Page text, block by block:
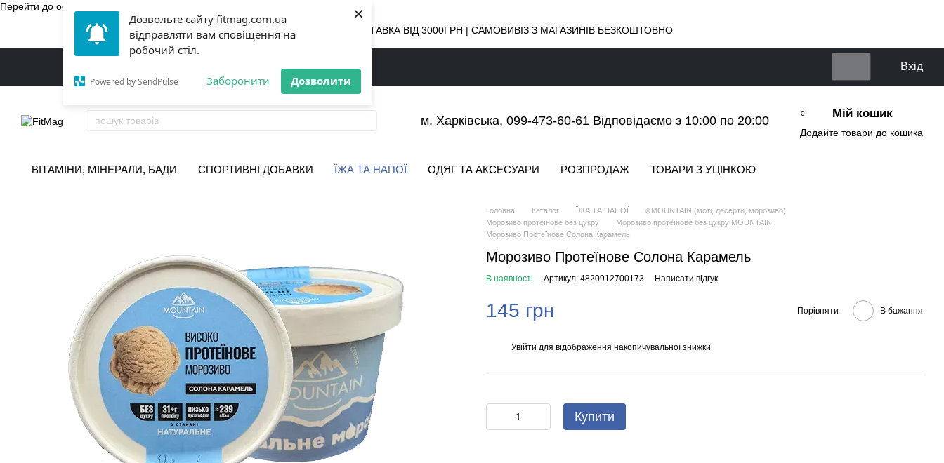
Дозвольте сайту fitmag.com.ua
відправляти вам сповіщення на
робочий стіл.
Powered by SendPulse Заборонити Дозволити
×
Перейти до основного контенту
БЕЗКОШТОВНА ДОСТАВКА ВІД 3000ГРН | САМОВИВІЗ З МАГАЗИНІВ БЕЗКОШТОВНО
Вхід
м. Харківська, 099-473-60-61 Відповідаємо з 10:00 по 20:00
0 Мій кошик
Додайте товари до кошика
ВІТАМІНИ, МІНЕРАЛИ, БАДИ СПОРТИВНІ ДОБАВКИ ЇЖА ТА НАПОЇ ОДЯГ ТА АКСЕСУАРИ РОЗПРОДАЖ ТОВАРИ З УЦІНКОЮ
Головна Каталог ЇЖА ТА НАПОЇ
❄️MOUNTAIN (моті, десерти, морозиво)
Морозиво протеїнове без цукру
Морозиво протеїнове без цукру MOUNTAIN
Морозиво Протеїнове Солона Карамель
Морозиво Протеїнове Солона Карамель
В наявності Артикул: 4820912700173 Написати відгук
145 грн Порівняти В бажання
Увійти для відображення накопичувальної знижки
Купити